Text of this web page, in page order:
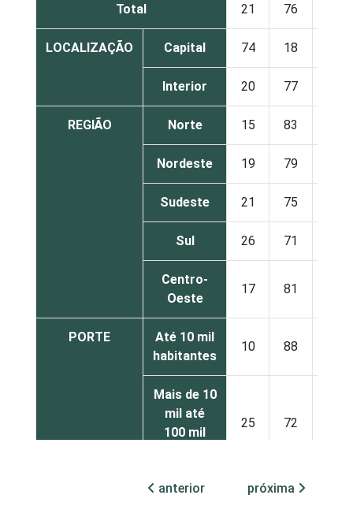
Total 21 76
LOCALIZAÇÃO Capital 74 18
Interior 20 77
REGIÃO Norte 15 83
Nordeste 19 79
Sudeste 21 75
Sul 26 71
Centro-
Oeste
17 81
PORTE
Até 10 mil
habitantes
10 88
Mais de 10
mil até
100 mil
25 72
Mais de
anterior próxima